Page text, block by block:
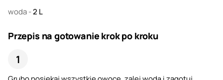
woda-2 L
Przepis na gotowanie krok po kroku